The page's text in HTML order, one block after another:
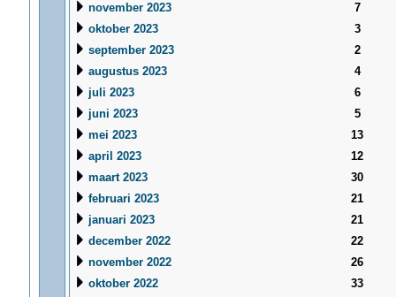
november 2023
7
oktober 2023
3
september 2023
2
augustus 2023
4
juli 2023
6
juni 2023
5
mei 2023
13
april 2023
12
maart 2023
30
februari 2023
21
januari 2023
21
december 2022
22
november 2022
26
oktober 2022
33